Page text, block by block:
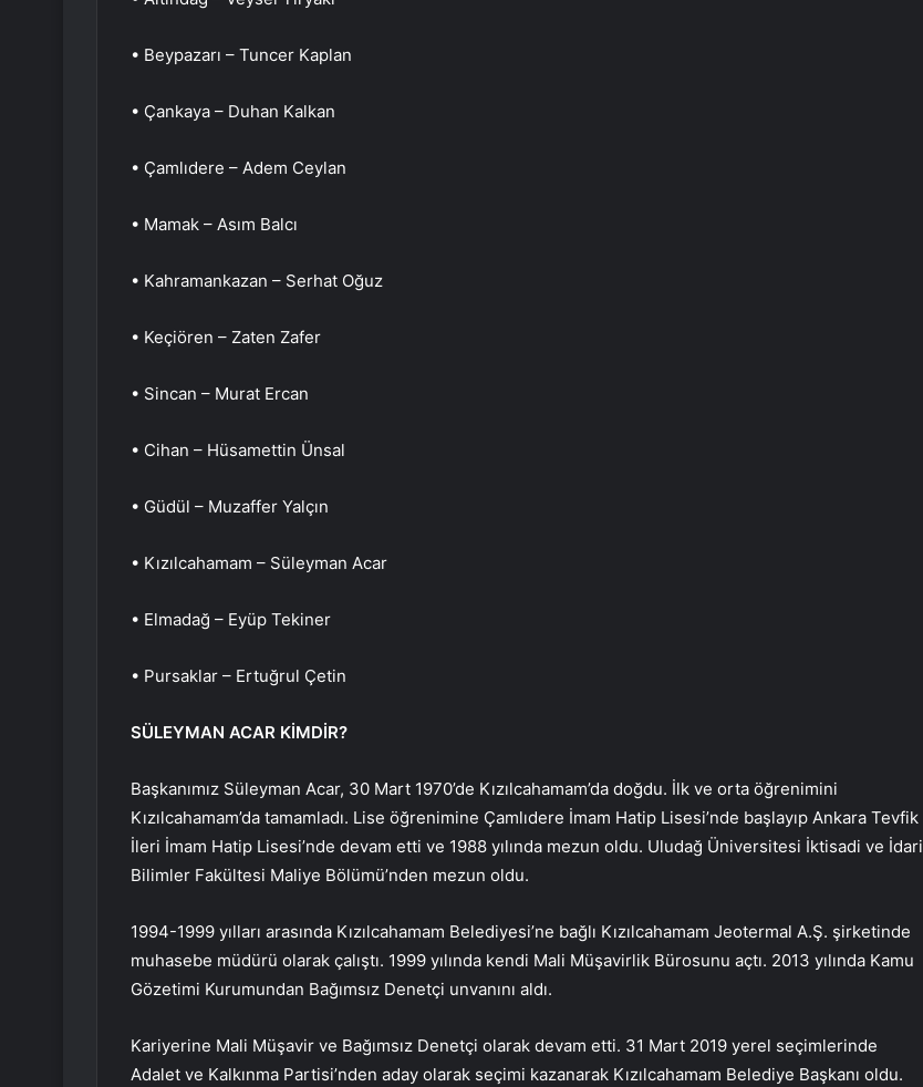
• Beypazarı – Tuncer Kaplan
• Çankaya – Duhan Kalkan
• Çamlıdere – Adem Ceylan
• Mamak – Asım Balcı
• Kahramankazan – Serhat Oğuz
• Keçiören – Zaten Zafer
• Sincan – Murat Ercan
• Cihan – Hüsamettin Ünsal
• Güdül – Muzaffer Yalçın
• Kızılcahamam – Süleyman Acar
• Elmadağ – Eyüp Tekiner
• Pursaklar – Ertuğrul Çetin
SÜLEYMAN ACAR KİMDİR?
Başkanımız Süleyman Acar, 30 Mart 1970’de Kızılcahamam’da doğdu. İlk ve orta öğrenimini
Kızılcahamam’da tamamladı. Lise öğrenimine Çamlıdere İmam Hatip Lisesi’nde başlayıp Ankara Tevfik
İleri İmam Hatip Lisesi’nde devam etti ve 1988 yılında mezun oldu. Uludağ Üniversitesi İktisadi ve İdari
Bilimler Fakültesi Maliye Bölümü’nden mezun oldu.
1994-1999 yılları arasında Kızılcahamam Belediyesi’ne bağlı Kızılcahamam Jeotermal A.Ş. şirketinde
muhasebe müdürü olarak çalıştı. 1999 yılında kendi Mali Müşavirlik Bürosunu açtı. 2013 yılında Kamu
Gözetimi Kurumundan Bağımsız Denetçi unvanını aldı.
Kariyerine Mali Müşavir ve Bağımsız Denetçi olarak devam etti. 31 Mart 2019 yerel seçimlerinde
Adalet ve Kalkınma Partisi’nden aday olarak seçimi kazanarak Kızılcahamam Belediye Başkanı oldu.